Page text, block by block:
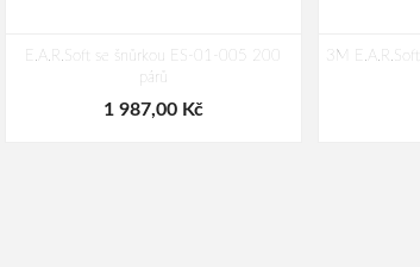
E.A.R.Soft se šnůrkou ES-01-005 200
párů
1 987,00 Kč
3M